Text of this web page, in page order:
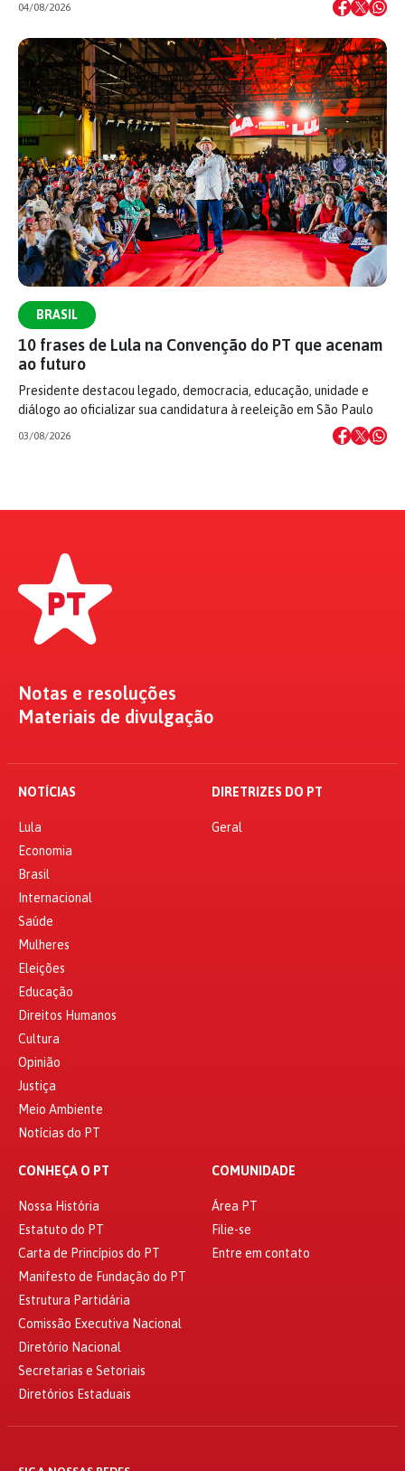
04/08/2026
BRASIL
10 frases de Lula na Convenção do PT que acenam
ao futuro
Presidente destacou legado, democracia, educação, unidade e
diálogo ao oficializar sua candidatura à reeleição em São Paulo
03/08/2026
Notas e resoluções
Materiais de divulgação
NOTÍCIAS
Lula
Economia
Brasil
Internacional
Saúde
Mulheres
Eleições
Educação
Direitos Humanos
Cultura
Opinião
Justiça
Meio Ambiente
Notícias do PT
DIRETRIZES DO PT
Geral
CONHEÇA O PT
Nossa História
Estatuto do PT
Carta de Princípios do PT
Manifesto de Fundação do PT
Estrutura Partidária
Comissão Executiva Nacional
Diretório Nacional
Secretarias e Setoriais
Diretórios Estaduais
COMUNIDADE
Área PT
Filie-se
Entre em contato